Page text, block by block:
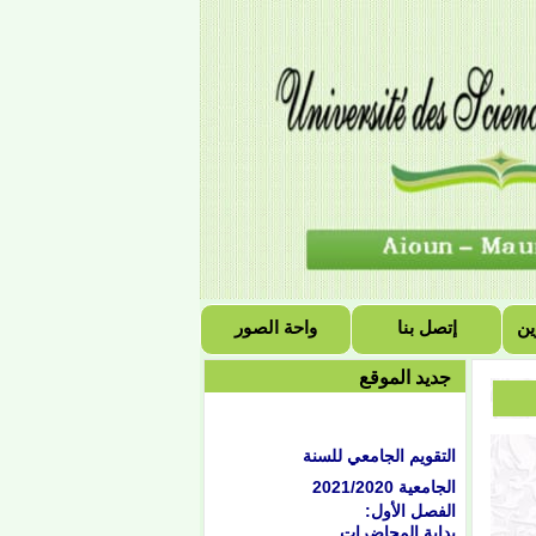
واحة الصور إتصل بنا
جديد الموقع
الفصل الأول:
بداية المحاضرات